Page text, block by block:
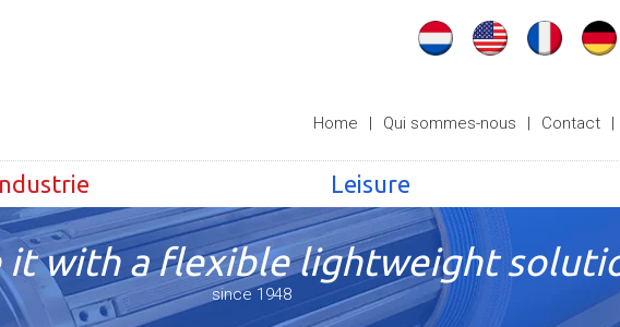
Home | Qui sommes-nous | Contact |
Leisure
it with a flexible lightweight
since 1948